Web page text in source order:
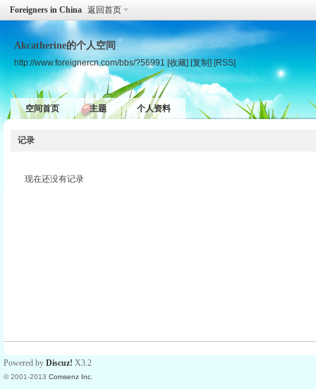
Foreigners in China 返回首页
Akcatherine的个人空间
http://www.foreignercn.com/bbs/?56991 [收藏] [复制] [RSS]
空间首页 主题 个人资料
记录
现在还没有记录
Powered by Discuz! X3.2
© 2001-2013 Comsenz Inc.